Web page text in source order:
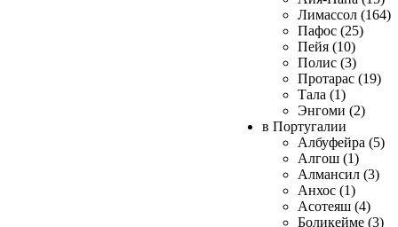
Лимассол (164)
Пафос (25)
Пейя (10)
Полис (3)
Протарас (19)
Тала (1)
Энгоми (2)
в Португалии
Албуфейра (5)
Алгош (1)
Алмансил (3)
Анхос (1)
Асотеяш (4)
Боликейме (3)